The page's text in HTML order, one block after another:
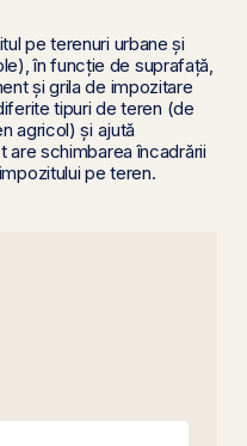
pe terenuri urbane și
în funcție de suprafață,
și grila de impozitare
tipuri de teren (de
agricol) și ajută
are schimbarea încadrării
pe teren.